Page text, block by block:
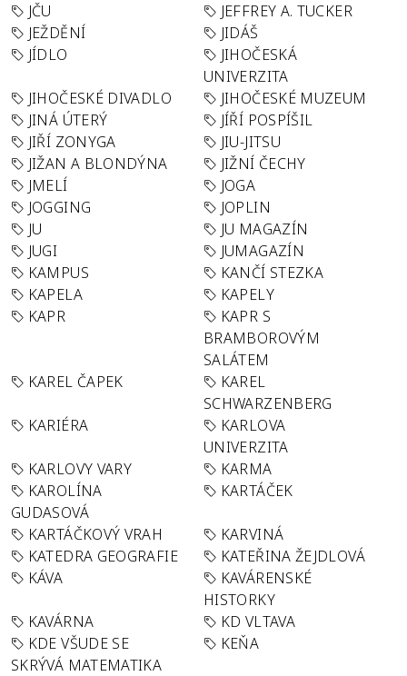
JČU
JEFFREY A. TUCKER
JEŽDĚNÍ
JIDÁŠ
JÍDLO
JIHOČESKÁ
UNIVERZITA
JIHOČESKÉ DIVADLO
JIHOČESKÉ MUZEUM
JINÁ ÚTERÝ
JÍŘÍ POSPÍŠIL
JIŘÍ ZONYGA
JIU-JITSU
JIŽAN A BLONDÝNA
JIŽNÍ ČECHY
JMELÍ
JOGA
JOGGING
JOPLIN
JU
JU MAGAZÍN
JUGI
JUMAGAZÍN
KAMPUS
KANČÍ STEZKA
KAPELA
KAPELY
KAPR
KAPR S
BRAMBOROVÝM
SALÁTEM
KAREL ČAPEK
KAREL
SCHWARZENBERG
KARIÉRA
KARLOVA
UNIVERZITA
KARLOVY VARY
KARMA
KAROLÍNA
GUDASOVÁ
KARTÁČEK
KARTÁČKOVÝ VRAH
KARVINÁ
KATEDRA GEOGRAFIE
KATEŘINA ŽEJDLOVÁ
KÁVA
KAVÁRENSKÉ
HISTORKY
KAVÁRNA
KD VLTAVA
KDE VŠUDE SE
SKRÝVÁ MATEMATIKA
KEŇA